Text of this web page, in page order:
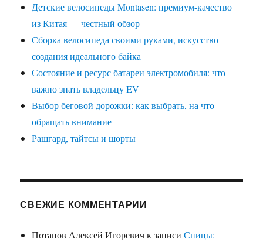
Детские велосипеды Montasen: премиум-качество
из Китая — честный обзор
Сборка велосипеда своими руками, искусство
создания идеального байка
Состояние и ресурс батареи электромобиля: что
важно знать владельцу EV
Выбор беговой дорожки: как выбрать, на что
обращать внимание
Рашгард, тайтсы и шорты
СВЕЖИЕ КОММЕНТАРИИ
Потапов Алексей Игоревичк записиСпицы: